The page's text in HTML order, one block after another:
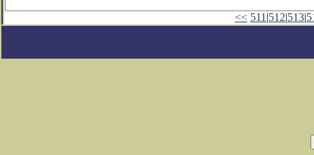
<< 511 |512|513|